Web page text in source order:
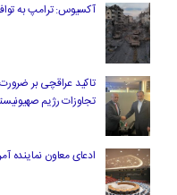
آکسیوس: ترامپ به توافق آتش‌بس
تاکید عراقچی بر
تجاوزات رژیم
ادعای معاون نماینده